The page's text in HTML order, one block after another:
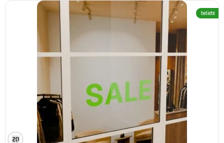
beliebt